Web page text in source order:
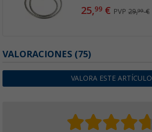
25,99 € PVP29,99€
VALORACIONES (75)
VALORA ESTE ARTÍCULO